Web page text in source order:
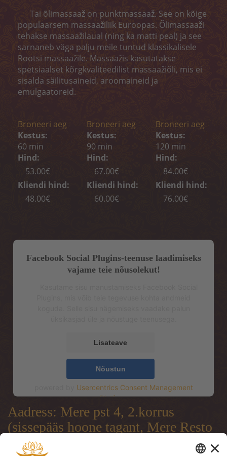
Kehamähis
Depilatsioon
BRONEERI AEG
KONTAKT
Tai õlimassaaž on punktmassaaž. See on kõige
populaarsem massaažiliik Euroopas. Õlimassaaži
tehakse massaažilaual (ning ka matti peal) ja see
sarnaneb väga palju meile tuntud klassikalisele
Rootsi massaažile. Massaažis kasutatakse
spetsiaalset kõrgkvaliteedilist massaažiõli, mis ei
sisalda säilitusaineid, aroomaineid ja
emulgaatoreid.
Broneeri aeg
Kestus:
60 min
Hind:
53.00€
Kliendi hind:
48.00€
Broneeri aeg
Kestus:
90 min
Hind:
67.00€
Kliendi hind:
60.00€
Broneeri aeg
Kestus:
120 min
Hind:
84.00€
Kliendi hind:
76.00€
Facebook Social Plugins-teenuse laadimiseks
vajame teie nõusolekut!
Lisateave
Nõustun
Usercentrics Consent Management
Platform
Aadress: Mere pst 4, 2.korrus
(sissepääs hoone tagant, Mere Resto
terrassi läbi)